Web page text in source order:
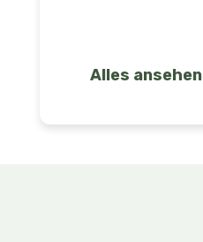
Alles ansehen